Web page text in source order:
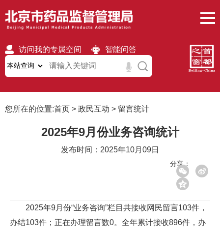
访问我的专属空间 智能问答
无障碍 繁體 移动版
您所在的位置:首页 > 政民互动 > 留言统计
2025年9月份业务咨询统计
发布时间：2025年10月09日
分享：
2025年9月份“业务咨询”栏目共接收网民留言103件，
办结103件；正在办理留言数0。全年累计接收896件，办